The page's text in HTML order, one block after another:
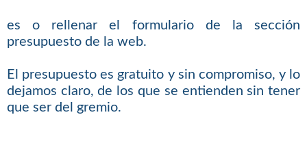
es o rellenar el formulario de la sección
presupuesto de la web.
El presupuesto es gratuito y sin compromiso, y lo
dejamos claro, de los que se entienden sin tener
que ser del gremio.